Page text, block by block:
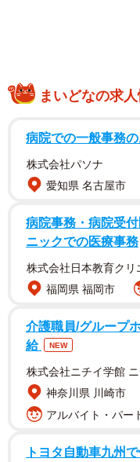
まいどなの求
病院での一般事務
株式会社パソナ
愛知県 名古屋市
病院事務・病院受
ニックでの医療事務
株式会社日本教育クリ
福岡県 福岡市
介護職員/グループ
給
NEW
株式会社ニチイ学館
神奈川県 川崎市
アルバイト・パー
トヨタ自動車九州